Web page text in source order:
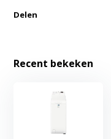
Delen
Recent bekeken